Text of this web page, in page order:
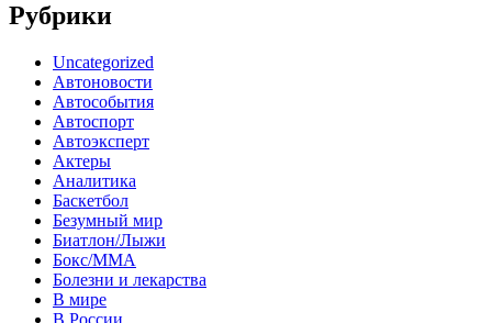
Рубрики
Uncategorized
Автоновости
Автособытия
Автоспорт
Автоэксперт
Актеры
Аналитика
Баскетбол
Безумный мир
Биатлон/Лыжи
Бокс/MMA
Болезни и лекарства
В мире